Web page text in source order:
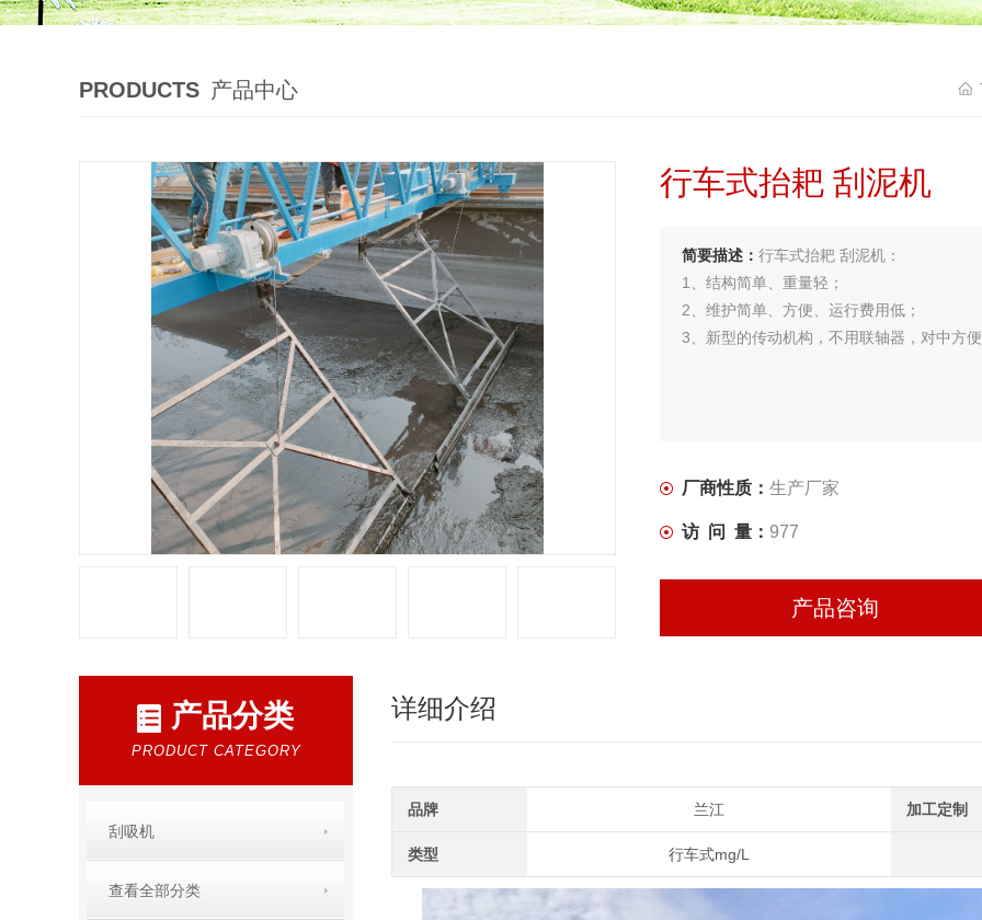
PRODUCTS 产品中心
行车式抬耙 刮泥机
简要描述： 行车式抬耙 刮泥机：
1、结构简单、重量轻；
2、维护简单、方便、运行费用低；
3、新型的传动机构，不用联轴器，对中方
厂商性质： 生产厂家
访 问 量： 977
产品咨询
产品分类
PRODUCT CATEGORY
刮吸机
查看全部分类
详细介绍
品牌 兰江 加工定制
类型 行车式mg/L